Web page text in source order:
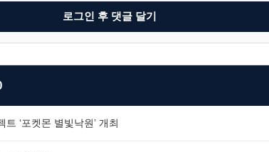
로그인 후 댓글 달기
‘포켓몬 별빛낙원’ 개최